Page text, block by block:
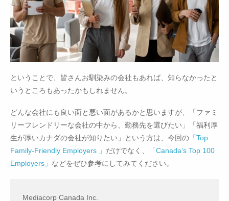
ということで、皆さんお馴染みの会社もあれば、知らなかったと
いうところもあったかもしれません。
どんな会社にも良い面と悪い面があるかと思いますが、「ファミ
リーフレンドリーな会社の中から、勤務先を選びたい」「福利厚
生が厚いカナダの会社が知りたい」という方は、今回の 「Top
Family-Friendly Employers 」 だけでなく、
「Canada’s Top 100
Employers」 などをぜひ参考にしてみてください。
Mediacorp Canada Inc.